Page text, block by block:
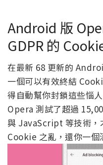
Android 版
GDPR 的
在最新 68 更新的
一個可以有效終結
得自動幫你封鎖這些惱
Opera 測試了超過
與 JavaScript 等技術，
Cookie 之亂，還你一個